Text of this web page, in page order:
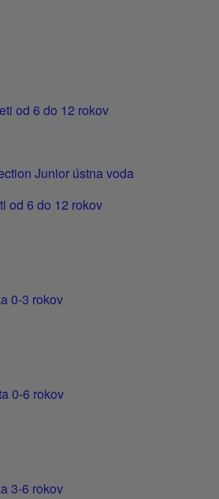
od 6 do 12 rokov
Junior ústna voda
od 6 do 12 rokov
0-3 rokov
0-6 rokov
3-6 rokov